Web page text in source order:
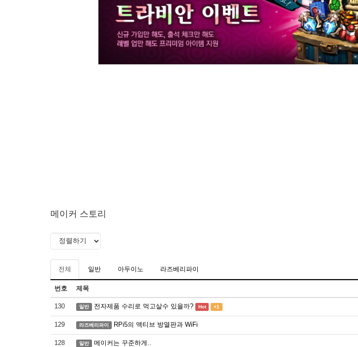
메이커 스토리
전체 일반 아두이노 라즈베리파이
번호 제목
130 일반 전자제품 수리로 먹고살수 있을까? Hot +1
129 라즈베리파이 RPi5의 액티브 방열판과 WiFi
128 일반 메이커는 꾸준하게..